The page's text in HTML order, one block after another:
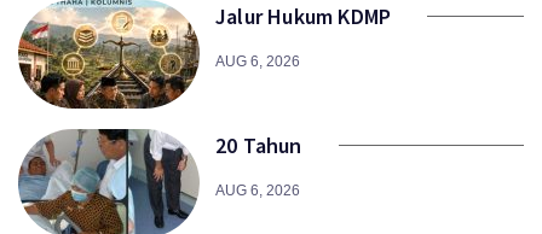
Jalur Hukum KDMP
AUG 6, 2026
20 Tahun
AUG 6, 2026